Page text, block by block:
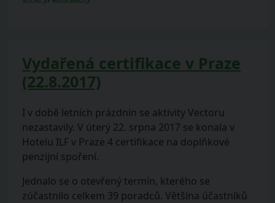
Vydařená certifikace v Praze
(22.8.2017)
I v době letních prázdnin se aktivity Vectoru
nezastavily. V úterý 22. srpna 2017 se konala v
Hotelu ILF v Praze 4 certifikace na doplňkové
penzijní spoření.
Jednalo se o otevřený termín, kterého se
zúčastnilo celkem 39 poradců. Většina účastníků